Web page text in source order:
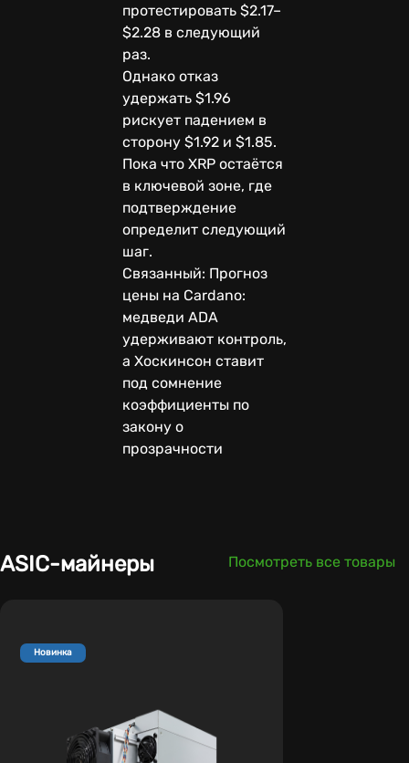
протестировать $2.17–
$2.28 в следующий
раз.
Однако отказ
удержать $1.96
рискует падением в
сторону $1.92 и $1.85.
Пока что XRP остаётся
в ключевой зоне, где
подтверждение
определит следующий
шаг.
Связанный: Прогноз
цены на Cardano:
медведи ADA
удерживают контроль,
а Хоскинсон ставит
под сомнение
коэффициенты по
закону о
прозрачности
ASIC-майнеры Посмотреть все товары
Новинка